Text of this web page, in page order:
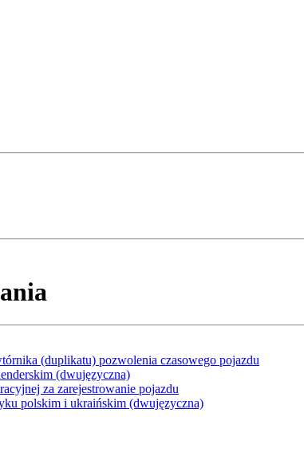
(duplikatu) pozwolenia czasowego pojazdu
(dwujęzyczna)
za zarejestrowanie pojazdu
polskim i ukraińskim (dwujęzyczna)